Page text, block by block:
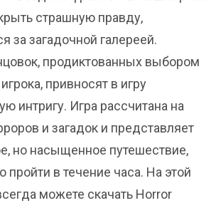
страшную правду,
загадочной галереей.
продиктованных выбором
привносят в игру
интригу. Игра рассчитана на
и загадок и представляет
но насыщенное путешествие,
пройти в течение часа. На этой
можете скачать Horror